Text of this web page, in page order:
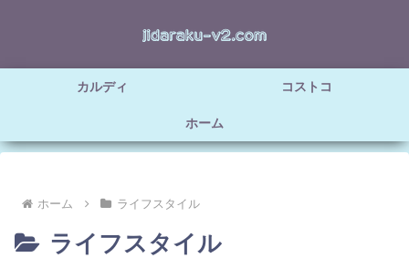
カルディ コストコ
ホーム
ホーム ライフスタイル
ライフスタイル